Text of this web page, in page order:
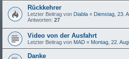
Rückkehrer
Letzter Beitrag von Diabla « Dienstag, 23.
Antworten: 27
Video von der Ausfahrt
Letzter Beitrag von MAD « Montag, 22.
Danke